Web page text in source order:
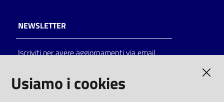
Catalogo
on line
NEWSLETTER
Iscriviti per avere aggiornamenti via email
Usiamo i cookies